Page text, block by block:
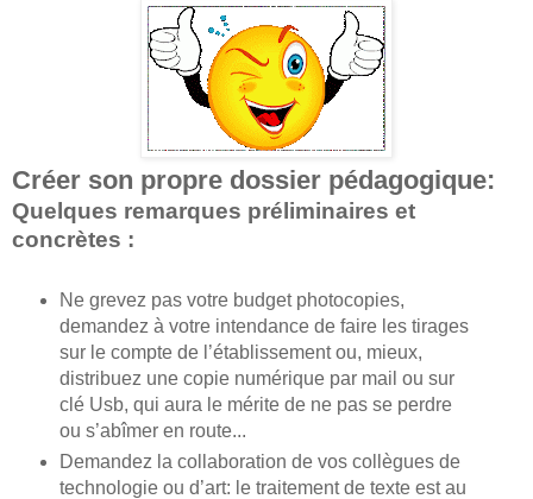
Créer son propre dossier pédagogique:
Quelques remarques préliminaires et
concrètes :
Ne grevez pas votre budget photocopies,
demandez à votre intendance de faire les tirages
sur le compte de l’établissement ou, mieux,
distribuez une copie numérique par mail ou sur
clé Usb, qui aura le mérite de ne pas se perdre
ou s’abîmer en route...
Demandez la collaboration de vos collègues de
technologie ou d’art: le traitement de texte est au